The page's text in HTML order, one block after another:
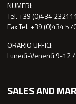
NUMERI:
Tel. +39 (0)434
Fax Tel. +39 (0)434
ORARIO UFFICI:
Lunedì-Venerdì 9-12
SALES AND